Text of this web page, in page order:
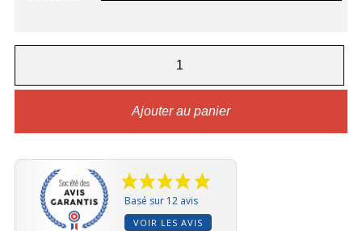
DE
Ajouter au panier
Basé sur 12 avis
VOIR LES AVIS